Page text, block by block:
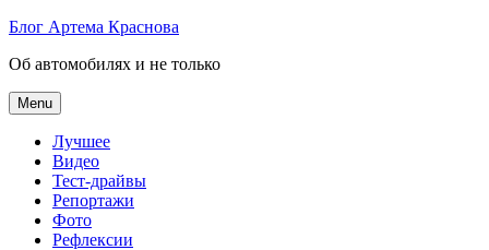
Skip
content
Блог Артема Краснова
Об автомобилях и не только
Menu
Лучшее
Видео
Тест-драйвы
Репортажи
Фото
Рефлексии